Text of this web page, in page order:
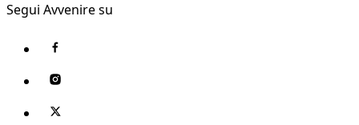
Segui Avvenire su